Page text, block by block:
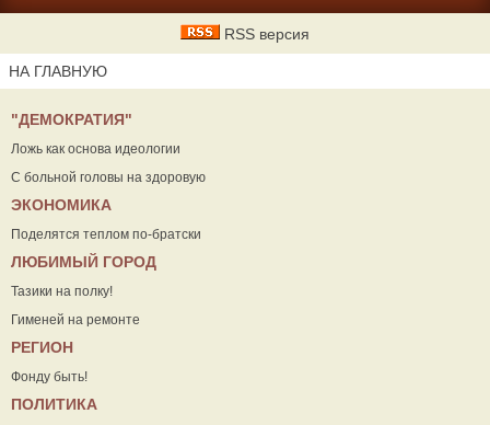
RSS версия
НА ГЛАВНУЮ
"ДЕМОКРАТИЯ"
Ложь как основа идеологии
С больной головы на здоровую
ЭКОНОМИКА
Поделятся теплом по-братски
ЛЮБИМЫЙ ГОРОД
Тазики на полку!
Гименей на ремонте
РЕГИОН
Фонду быть!
ПОЛИТИКА